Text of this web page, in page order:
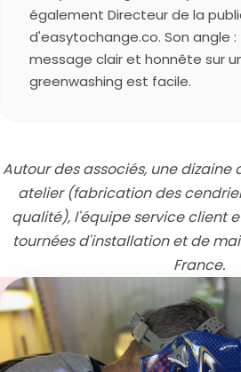
également Directeur de la
d'easytochange.co. Son angle
message clair et honnête sur
greenwashing est facile.
Autour des associés, une dizaine
atelier (fabrication des
qualité), l'équipe service client
tournées d'installation et de
France.